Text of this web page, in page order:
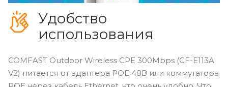
Удобство
использования
COMFAST Outdoor Wireless CPE 300Mbps (CF-E113A
V2) питается от адаптера POE 48В или коммутатора